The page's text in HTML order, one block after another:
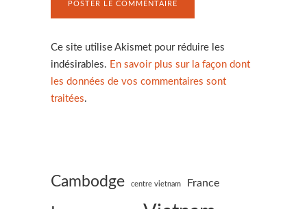
Ce site utilise Akismet pour réduire les
indésirables. En savoir plus sur la façon dont
les données de vos commentaires sont
traitées.
Cambodge centre vietnam France